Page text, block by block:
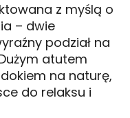
z myślą o
– dwie
podział na
atutem
na naturę,
do relaksu i